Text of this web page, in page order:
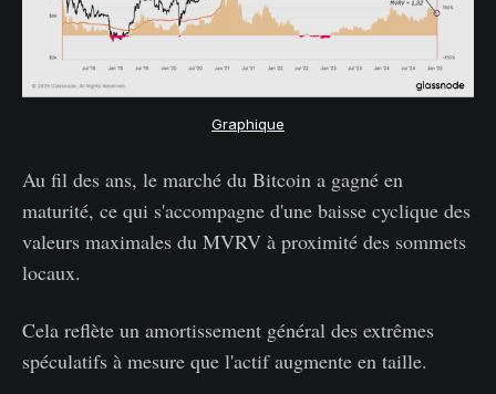
Graphique
Au fil des ans, le marché du Bitcoin a gagné en
maturité, ce qui s'accompagne d'une baisse cyclique des
valeurs maximales du MVRV à proximité des sommets
locaux.
Cela reflète un amortissement général des extrêmes
spéculatifs à mesure que l'actif augmente en taille.